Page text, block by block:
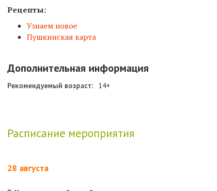
Рецепты:
Узнаем новое
Пушкинская карта
Дополнительная информация
Рекомендуемый возраст: 14+
Расписание мероприятия
28 августа